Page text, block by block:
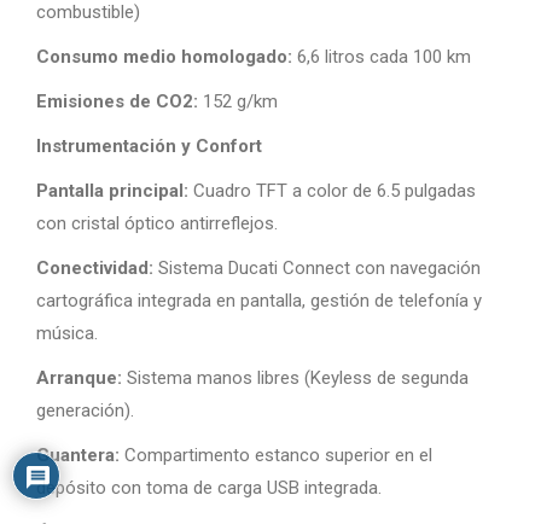
combustible)
Consumo medio homologado: 6,6 litros cada 100 km
Emisiones de CO2: 152 g/km
Instrumentación y Confort
Pantalla principal: Cuadro TFT a color de 6.5 pulgadas
con cristal óptico antirreflejos.
Conectividad: Sistema Ducati Connect con navegación
cartográfica integrada en pantalla, gestión de telefonía y
música.
Arranque: Sistema manos libres (Keyless de segunda
generación).
Guantera: Compartimento estanco superior en el
depósito con toma de carga USB integrada.